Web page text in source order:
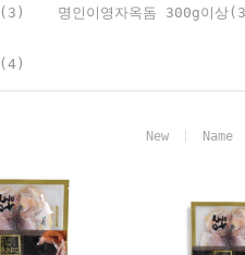
(3) 명인이영자옥돔 300g이상
(4)
New Name